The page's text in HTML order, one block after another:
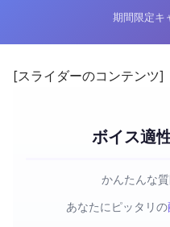
期間限定キ
[スライダーのコンテンツ]
ボイス適
かんたんな
あなたにピッタリの